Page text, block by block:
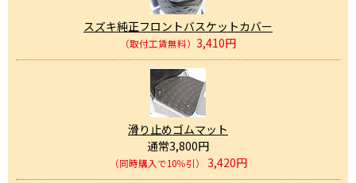
スズキ純正フロントバスケットカバー
（取付工賃無料） 3,410円
滑り止めゴムマット
通常3,800円
（同時購入で10％引） 3,420円